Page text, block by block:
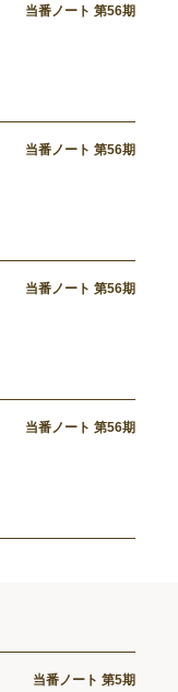
当番ノート 第56期
当番ノート 第56期
当番ノート 第56期
当番ノート 第56期
当番ノート 第5期